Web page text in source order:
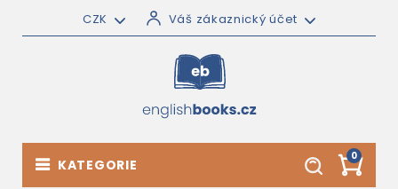
CZK Váš zákaznický účet
0
KATEGORIE